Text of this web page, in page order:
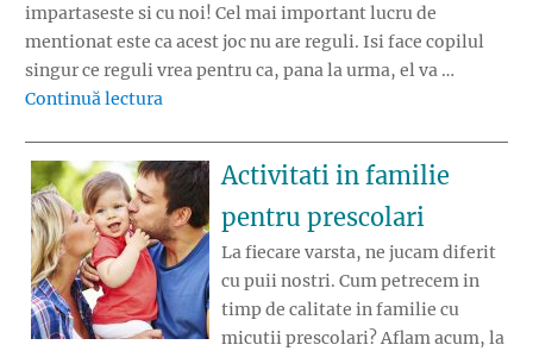
impartaseste si cu noi! Cel mai important lucru de
mentionat este ca acest joc nu are reguli. Isi face copilul
singur ce reguli vrea pentru ca, pana la urma, el va …
Continuă lectura
Activitati in familie
pentru prescolari
La fiecare varsta, ne jucam diferit
cu puii nostri. Cum petrecem in
timp de calitate in familie cu
micutii prescolari? Aflam acum, la